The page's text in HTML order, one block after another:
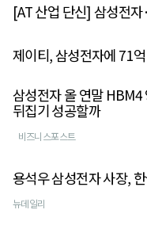
[AT 산업 단신] 삼성전
제이티, 삼성전자에 71
삼성전자 올 연말
뒤집기 성공할까
비즈니스포스트
용석우 삼성전자 사장,
뉴데일리